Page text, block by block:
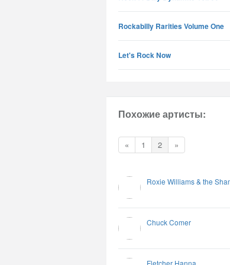
Rockabilly Rarities Volume One
Let's Rock Now
Похожие артисты:
« 1 2 »
Roxie Williams & the
Chuck Comer
Fletcher Hanna